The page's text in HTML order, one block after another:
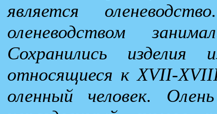
является
оленеводством
Сохранились
относящиеся к XVII-
оленный человек.